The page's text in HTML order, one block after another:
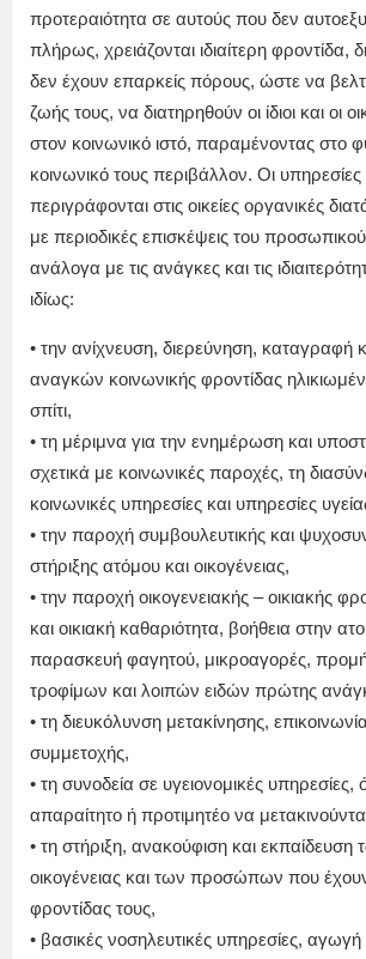
προτεραιότητα σε αυτούς που δεν
πλήρως, χρειάζονται ιδιαίτερη φροντίδα,
δεν έχουν επαρκείς πόρους, ώστε να
ζωής τους, να διατηρηθούν οι ίδιοι και οι
στον κοινωνικό ιστό, παραμένοντας στο
κοινωνικό τους περιβάλλον. Οι
περιγράφονται στις οικείες οργανικές
με περιοδικές επισκέψεις του προσωπικού
ανάλογα με τις ανάγκες και τις
ιδίως:
• την ανίχνευση, διερεύνηση, καταγραφή
αναγκών κοινωνικής φροντίδας
σπίτι,
• τη μέριμνα για την ενημέρωση και
σχετικά με κοινωνικές παροχές, τη
κοινωνικές υπηρεσίες και υπηρεσίες
• την παροχή συμβουλευτικής και
στήριξης ατόμου και οικογένειας,
• την παροχή οικογενειακής – οικιακής
και οικιακή καθαριότητα, βοήθεια στην
παρασκευή φαγητού, μικροαγορές,
τροφίμων και λοιπών ειδών πρώτης
• τη διευκόλυνση μετακίνησης,
συμμετοχής,
• τη συνοδεία σε υγειονομικές υπηρεσίες,
απαραίτητο ή προτιμητέο να
• τη στήριξη, ανακούφιση και
οικογένειας και των προσώπων που
φροντίδας τους,
• βασικές νοσηλευτικές υπηρεσίες, αγωγή